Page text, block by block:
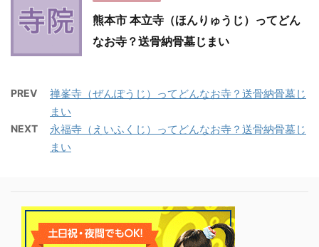
熊本市 本立寺（ほんりゅうじ）ってどん
なお寺？送骨納骨墓じまい
PREV
禅峯寺（ぜんぽうじ）ってどんなお寺？送骨納骨墓じ
まい
NEXT
永福寺（えいふくじ）ってどんなお寺？送骨納骨墓じ
まい